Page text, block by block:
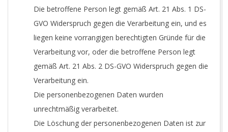
Die betroffene Person legt gemäß Art. 21 Abs. 1 DS-
GVO Widerspruch gegen die Verarbeitung ein, und es
liegen keine vorrangigen berechtigten Gründe für die
Verarbeitung vor, oder die betroffene Person legt
gemäß Art. 21 Abs. 2 DS-GVO Widerspruch gegen die
Verarbeitung ein.
Die personenbezogenen Daten wurden
unrechtmäßig verarbeitet.
Die Löschung der personenbezogenen Daten ist zur